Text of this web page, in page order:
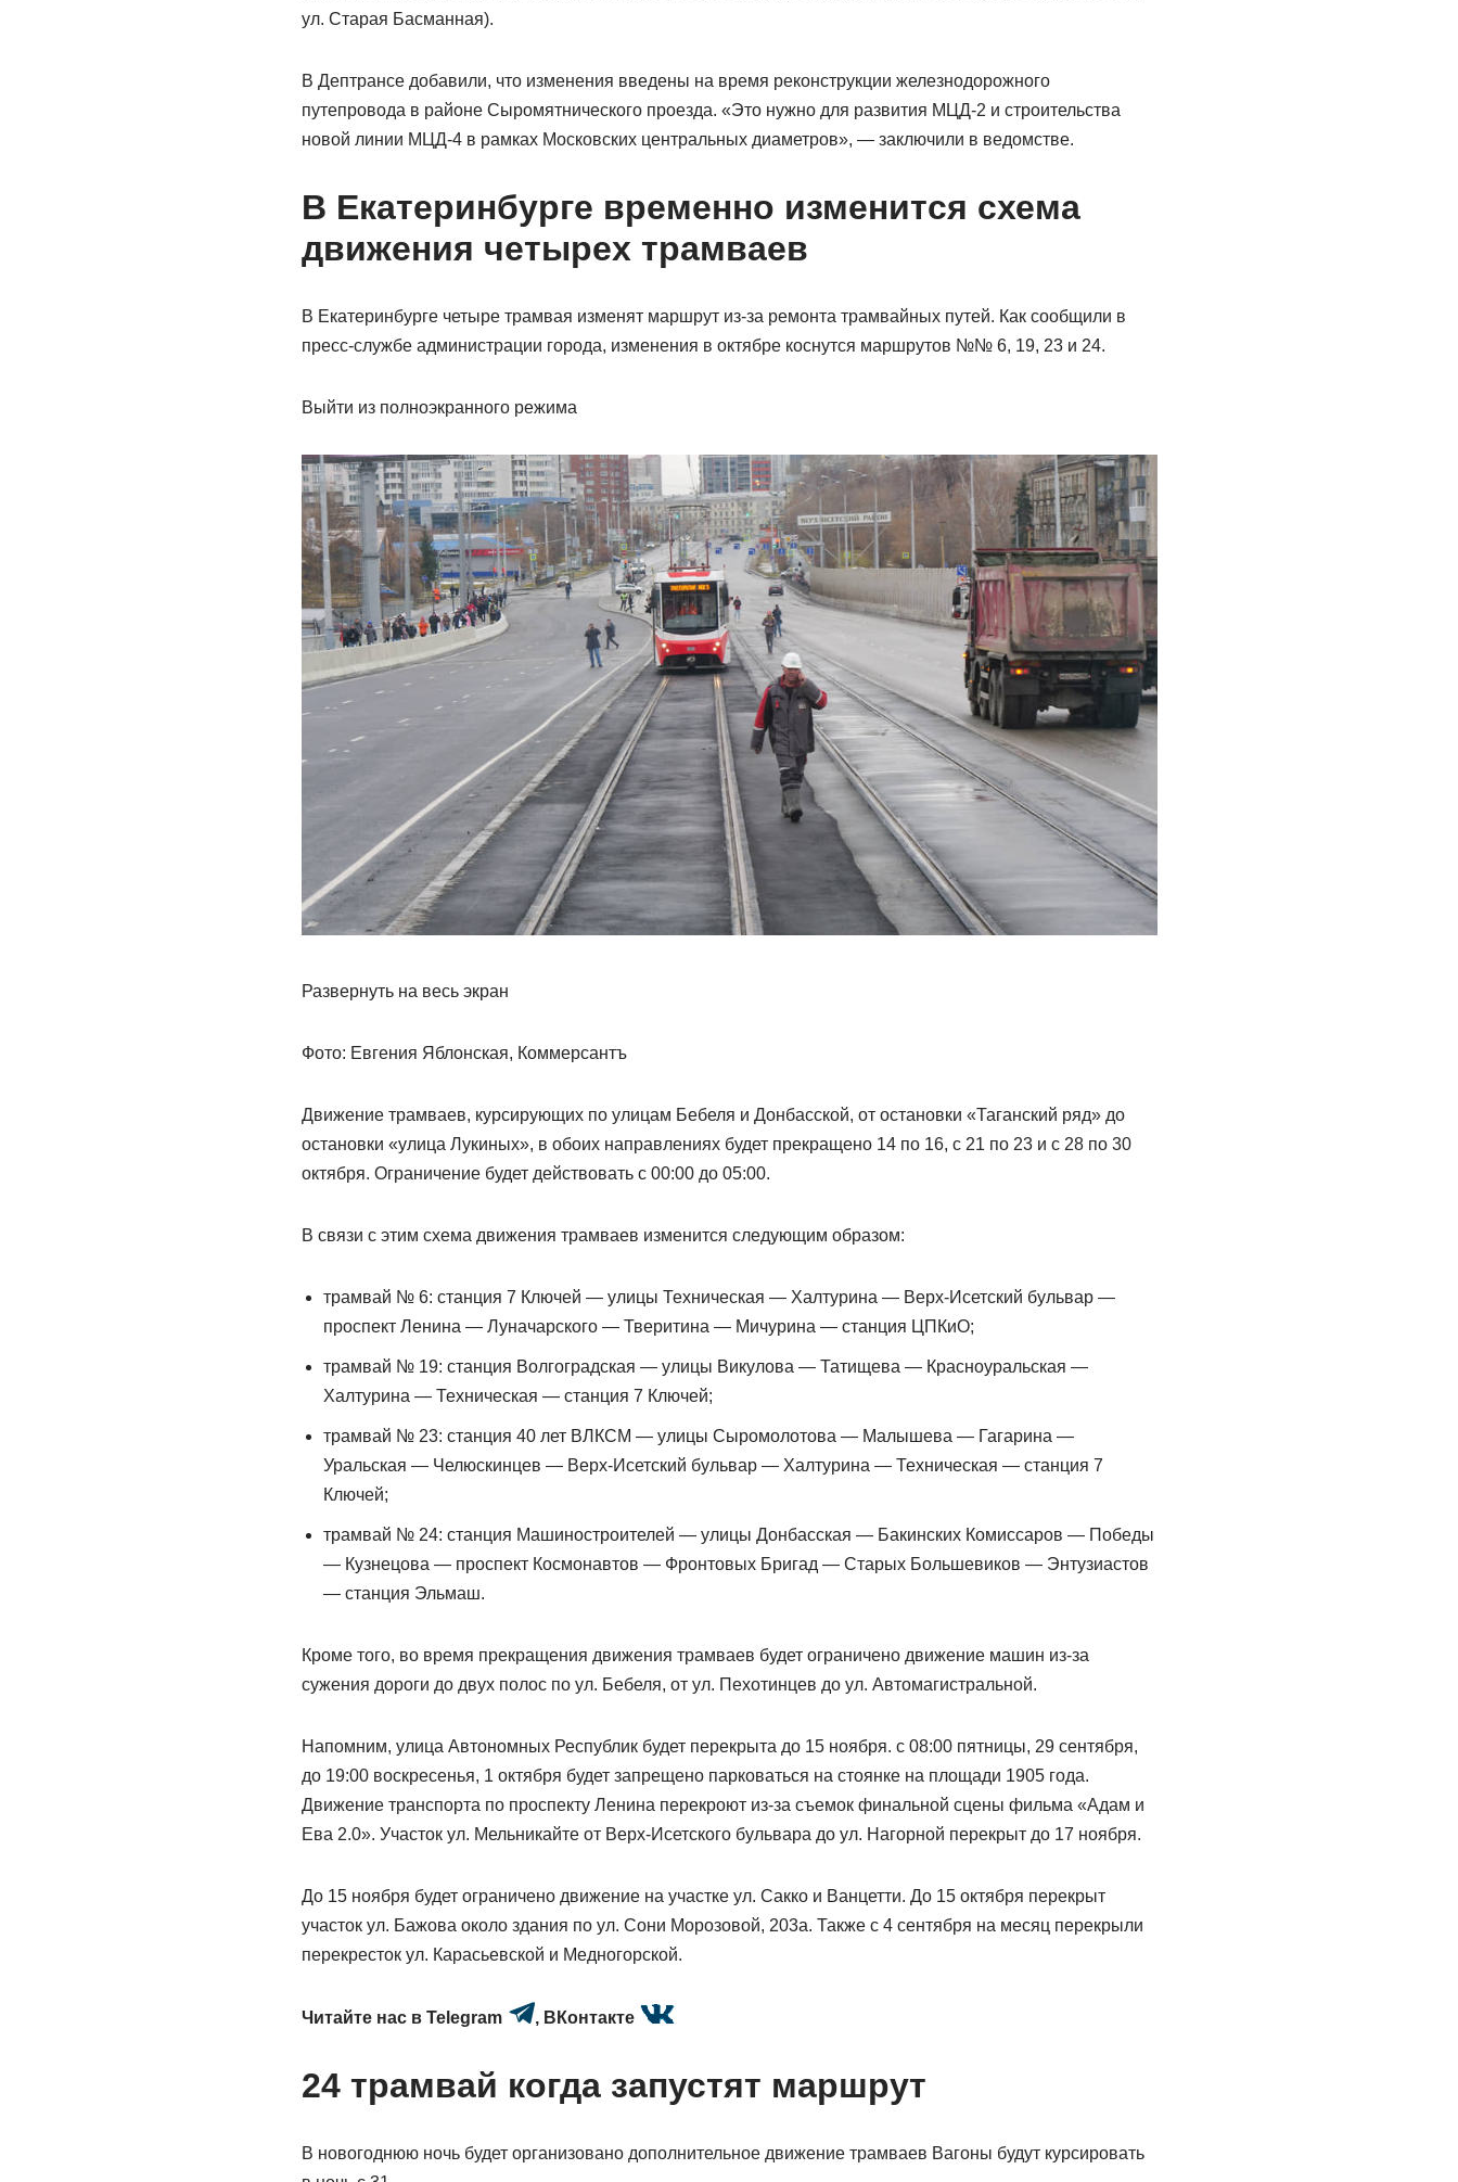
ул. Старая Басманная).
В Дептрансе добавили, что изменения введены на время реконструкции железнодорожного
путепровода в районе Сыромятнического проезда. «Это нужно для развития МЦД-2 и строительства
новой линии МЦД-4 в рамках Московских центральных диаметров», — заключили в ведомстве.
В Екатеринбурге временно изменится схема
движения четырех трамваев
В Екатеринбурге четыре трамвая изменят маршрут из-за ремонта трамвайных путей. Как сообщили в
пресс-службе администрации города, изменения в октябре коснутся маршрутов №№ 6, 19, 23 и 24.
Выйти из полноэкранного режима
Развернуть на весь экран
Фото: Евгения Яблонская, Коммерсантъ
Движение трамваев, курсирующих по улицам Бебеля и Донбасской, от остановки «Таганский ряд» до
остановки «улица Лукиных», в обоих направлениях будет прекращено 14 по 16, с 21 по 23 и с 28 по 30
октября. Ограничение будет действовать с 00:00 до 05:00.
В связи с этим схема движения трамваев изменится следующим образом:
трамвай № 6: станция 7 Ключей — улицы Техническая — Халтурина — Верх-Исетский бульвар —
проспект Ленина — Луначарского — Тверитина — Мичурина — станция ЦПКиО;
трамвай № 19: станция Волгоградская — улицы Викулова — Татищева — Красноуральская —
Халтурина — Техническая — станция 7 Ключей;
трамвай № 23: станция 40 лет ВЛКСМ — улицы Сыромолотова — Малышева — Гагарина —
Уральская — Челюскинцев — Верх-Исетский бульвар — Халтурина — Техническая — станция 7
Ключей;
трамвай № 24: станция Машиностроителей — улицы Донбасская — Бакинских Комиссаров — Победы
— Кузнецова — проспект Космонавтов — Фронтовых Бригад — Старых Большевиков — Энтузиастов
— станция Эльмаш.
Кроме того, во время прекращения движения трамваев будет ограничено движение машин из-за
сужения дороги до двух полос по ул. Бебеля, от ул. Пехотинцев до ул. Автомагистральной.
Напомним, улица Автономных Республик будет перекрыта до 15 ноября. с 08:00 пятницы, 29 сентября,
до 19:00 воскресенья, 1 октября будет запрещено парковаться на стоянке на площади 1905 года.
Движение транспорта по проспекту Ленина перекроют из-за съемок финальной сцены фильма «Адам и
Ева 2.0». Участок ул. Мельникайте от Верх-Исетского бульвара до ул. Нагорной перекрыт до 17 ноября.
До 15 ноября будет ограничено движение на участке ул. Сакко и Ванцетти. До 15 октября перекрыт
участок ул. Бажова около здания по ул. Сони Морозовой, 203а. Также с 4 сентября на месяц перекрыли
перекресток ул. Карасьевской и Медногорской.
Читайте нас в Telegram , ВКонтакте
24 трамвай когда запустят маршрут
В новогоднюю ночь будет организовано дополнительное движение трамваев Вагоны будут курсировать